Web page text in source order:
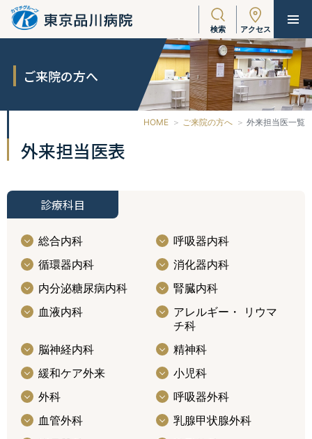
検索 アクセス
ご来院の方へ
HOME ご来院の方へ 外来担当医一覧
外来担当医表
診療科目
総合内科
呼吸器内科
循環器内科
消化器内科
内分泌糖尿病内科
腎臓内科
血液内科
アレルギー・ リウマ
チ科
脳神経内科
精神科
緩和ケア外来
小児科
外科
呼吸器外科
血管外科
乳腺甲状腺外科